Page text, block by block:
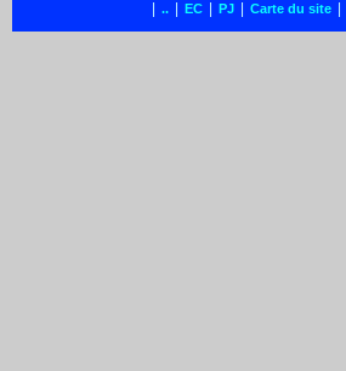
.. EC PJ Carte du site